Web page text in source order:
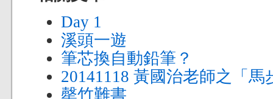
Day 1
溪頭一遊
筆芯換自動鉛筆？
20141118 黃國治老師之「馬
罄竹難書